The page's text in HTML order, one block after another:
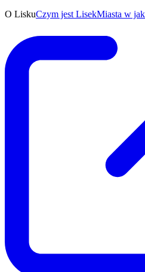
O LiskuCzym jest LisekMiasta w